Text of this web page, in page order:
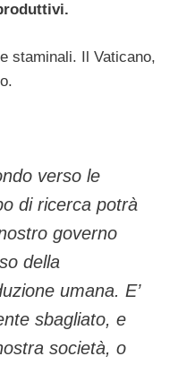
staminali. Il Vaticano,
verso le
di ricerca potrà
governo
della
umana. E’
sbagliato, e
società, o